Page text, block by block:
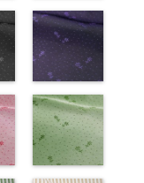
テル100％
DOLCELABY
6000
キ
、
AK203-50 ネ
イビー
キュプラ
100％
FairyRose
6000
wp-
2013/05/ak203-
(AK203-
11/LT)
http://
content/uploads/
11 ベージュ
花柄 キュプ
ラ100％
DOLCELABY、
wp-
2013/04/ak201-
イビー
(AK201-
50/LT)
http://